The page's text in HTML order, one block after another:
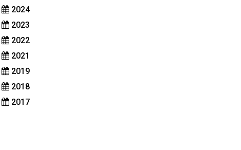
2024
2023
2022
2021
2019
2018
2017